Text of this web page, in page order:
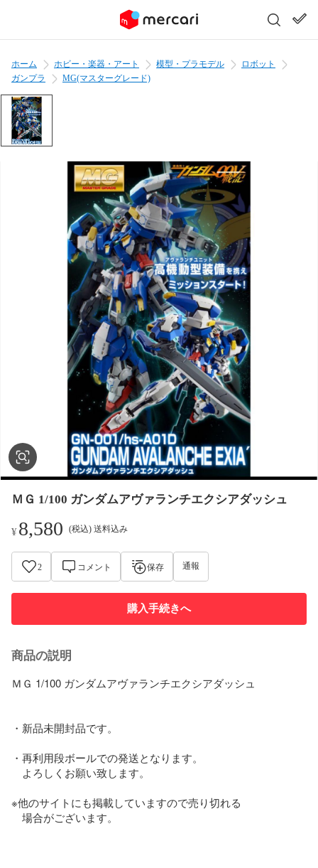
ホーム ホビー・楽器・アート 模型・プラモデル
ロボット
ガンプラ
MG(マスターグレード)
ＭＧ 1/100 ガンダムアヴァランチエクシアダッシュ
¥8,580 (税込) 送料込み
2 コメント 保存 通報
購入手続きへ
商品の説明
ＭＧ 1/100 ガンダムアヴァランチエクシアダッシュ
・新品未開封品です。
・再利用段ボールでの発送となります。
よろしくお願い致します。
※他のサイトにも掲載していますので売り切れる
場合がございます。